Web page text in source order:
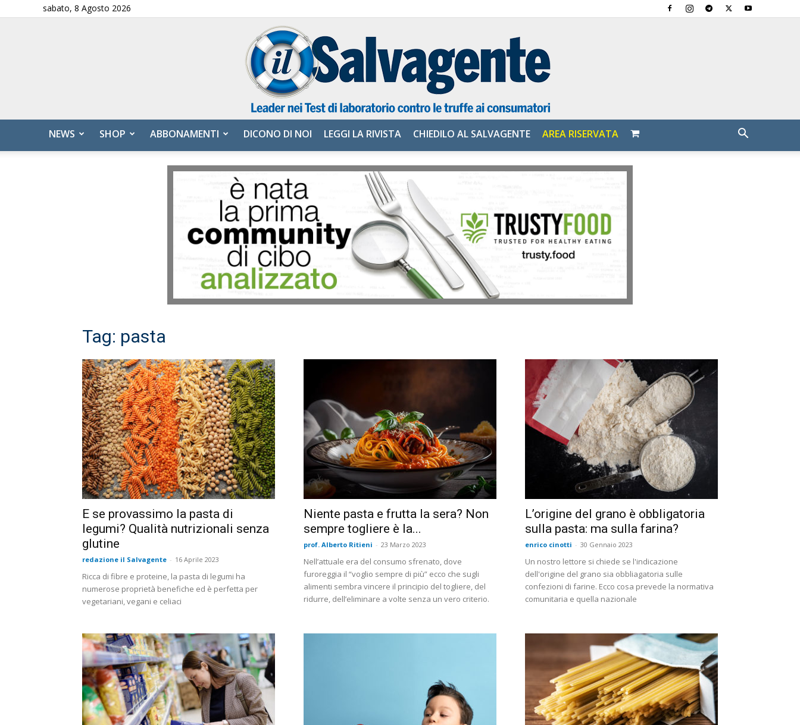
sabato, 8 Agosto 2026
Salvagente
NEWS SHOP ABBONAMENTI DICONO DI NOI LEGGI LA RIVISTA CHIEDILO AL SALVAGENTE AREA RISERVATA
Tag: pasta
E se provassimo la pasta di
legumi? Qualità nutrizionali senza
glutine
redazione il Salvagente - 16 Aprile 2023
Ricca di fibre e proteine, la pasta di legumi ha
numerose proprietà benefiche ed è perfetta per
vegetariani, vegani e celiaci
Niente pasta e frutta la sera? Non
sempre togliere è la...
prof. Alberto Ritieni - 23 Marzo 2023
Nell’attuale era del consumo sfrenato, dove
furoreggia il “voglio sempre di più” ecco che sugli
alimenti sembra vincere il principio del togliere, del
ridurre, dell’eliminare a volte senza un vero criterio.
L’origine del grano è obbligatoria
sulla pasta: ma sulla farina?
enrico cinotti - 30 Gennaio 2023
Un nostro lettore si chiede se l'indicazione
dell'origine del grano sia obbliagatoria sulle
confezioni di farine. Ecco cosa prevede la normativa
comunitaria e quella nazionale